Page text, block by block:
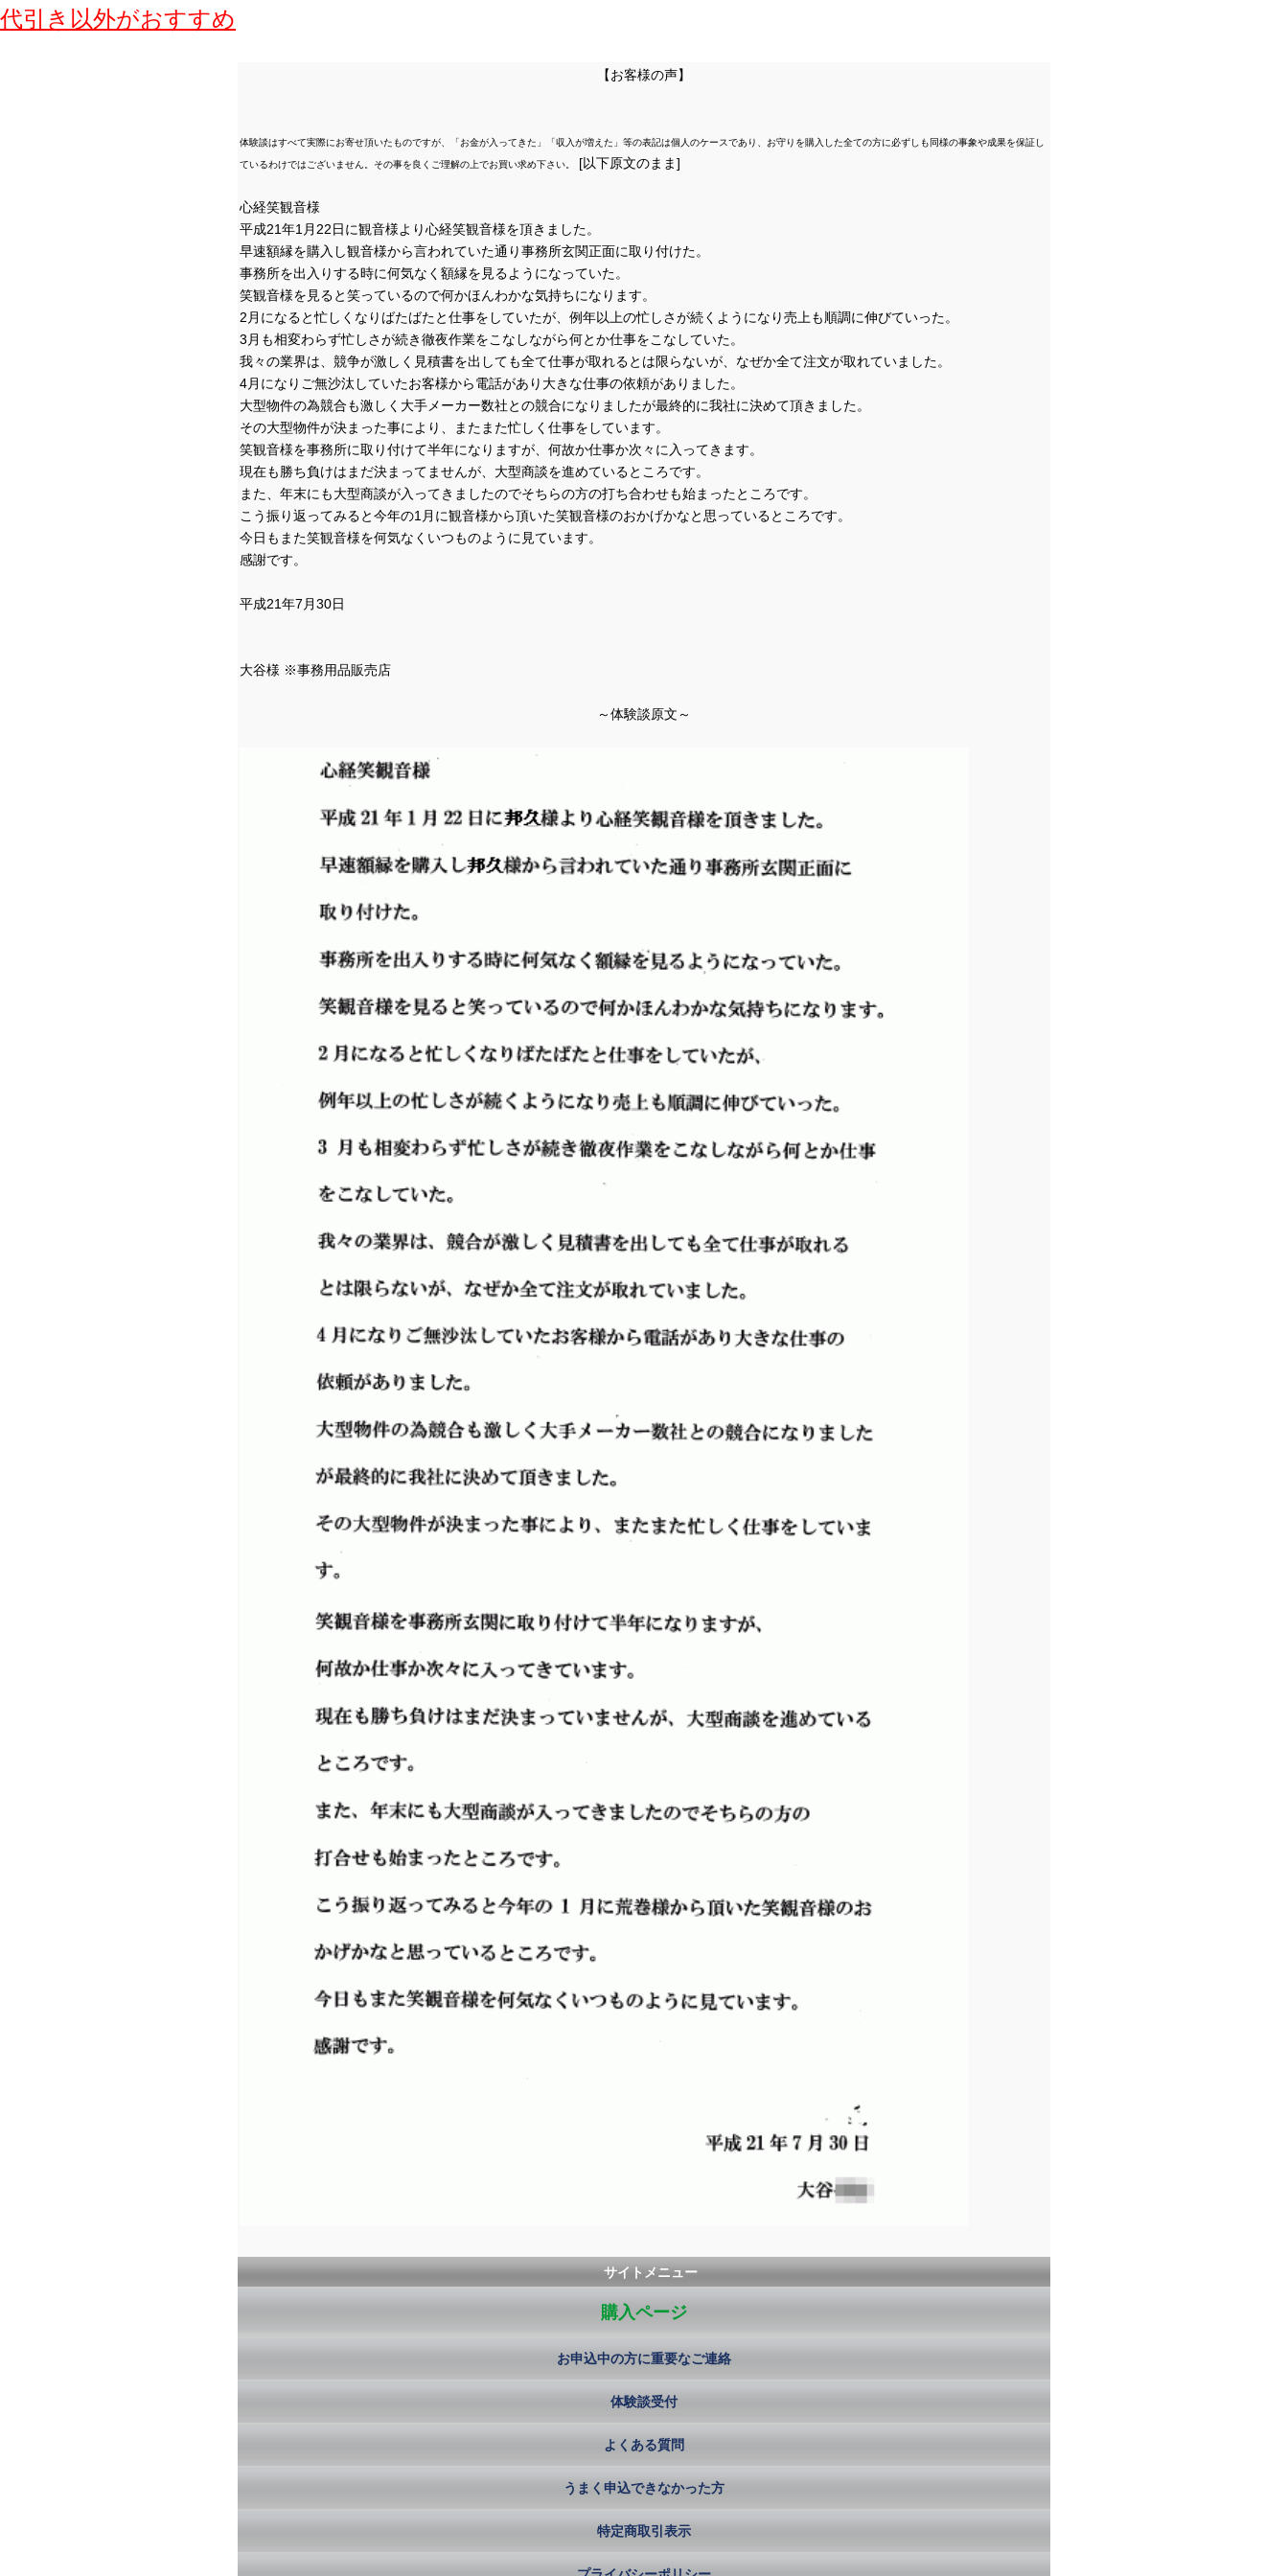
代引き 以外がおすすめ
【お客様の声】
体験談はすべて実際にお寄せ頂いたものですが、「お金が入ってきた」「収入が増えた」等の表記は個人のケースであり、お守りを購入した全ての方に必ずしも同様の事象や成果を保証し
ているわけではございません。その事を良くご理解の上でお買い求め下さい。 [以下原文のまま]
心経笑観音様
平成21年1月22日に観音様より心経笑観音様を頂きました。
早速額縁を購入し観音様から言われていた通り事務所玄関正面に取り付けた。
事務所を出入りする時に何気なく額縁を見るようになっていた。
笑観音様を見ると笑っているので何かほんわかな気持ちになります。
2月になると忙しくなりばたばたと仕事をしていたが、例年以上の忙しさが続くようになり売上も順調に伸びていった。
3月も相変わらず忙しさが続き徹夜作業をこなしながら何とか仕事をこなしていた。
我々の業界は、競争が激しく見積書を出しても全て仕事が取れるとは限らないが、なぜか全て注文が取れていました。
4月になりご無沙汰していたお客様から電話があり大きな仕事の依頼がありました。
大型物件の為競合も激しく大手メーカー数社との競合になりましたが最終的に我社に決めて頂きました。
その大型物件が決まった事により、またまた忙しく仕事をしています。
笑観音様を事務所に取り付けて半年になりますが、何故か仕事か次々に入ってきます。
現在も勝ち負けはまだ決まってませんが、大型商談を進めているところです。
また、年末にも大型商談が入ってきましたのでそちらの方の打ち合わせも始まったところです。
こう振り返ってみると今年の1月に観音様から頂いた笑観音様のおかげかなと思っているところです。
今日もまた笑観音様を何気なくいつものように見ています。
感謝です。
平成21年7月30日
大谷様 ※事務用品販売店
～体験談原文～
サイトメニュー
購入ページ
お申込中の方に重要なご連絡
体験談受付
よくある質問
うまく申込できなかった方
特定商取引表示